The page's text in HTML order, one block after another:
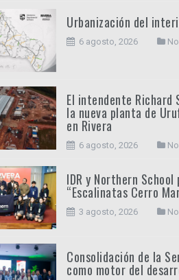
Urbanización del
6 agosto, 2026
El intendente Richard
la nueva planta de
en Rivera
6 agosto, 2026
IDR y Northern
“Escalinatas Cerro
3 agosto, 2026
Consolidación de la
como motor del